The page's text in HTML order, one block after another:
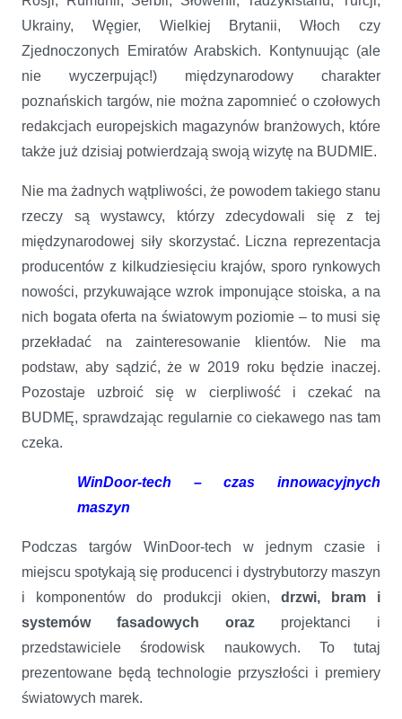
Ukrainy, Węgier, Wielkiej Brytanii, Włoch czy
Zjednoczonych Emiratów Arabskich. Kontynuując (ale
nie wyczerpując!) międzynarodowy charakter
poznańskich targów, nie można zapomnieć o czołowych
redakcjach europejskich magazynów branżowych, które
także już dzisiaj potwierdzają swoją wizytę na BUDMIE.
Nie ma żadnych wątpliwości, że powodem takiego stanu
rzeczy są wystawcy, którzy zdecydowali się z tej
międzynarodowej siły skorzystać. Liczna reprezentacja
producentów z kilkudziesięciu krajów, sporo rynkowych
nowości, przykuwające wzrok imponujące stoiska, a na
nich bogata oferta na światowym poziomie – to musi się
przekładać na zainteresowanie klientów. Nie ma
podstaw, aby sądzić, że w 2019 roku będzie inaczej.
Pozostaje uzbroić się w cierpliwość i czekać na
BUDMĘ, sprawdzając regularnie co ciekawego nas tam
czeka.
WinDoor-tech – czas innowacyjnych
maszyn
Podczas targów WinDoor-tech w jednym czasie i
miejscu spotykają się producenci i dystrybutorzy maszyn
i komponentów do produkcji okien,drzwi, bram i
systemów fasadowych oraz projektanci i
przedstawiciele środowisk naukowych. To tutaj
prezentowane będą technologie przyszłości i premiery
światowych marek.